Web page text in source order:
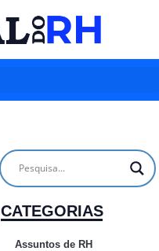
CATEGORIAS
Assuntos de RH